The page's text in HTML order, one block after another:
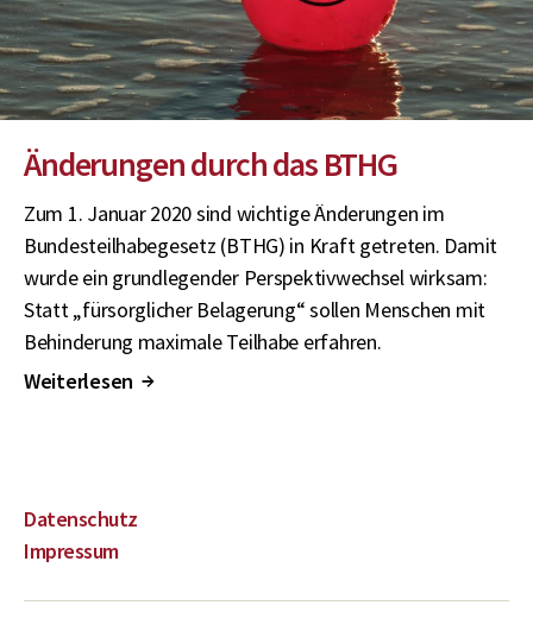
Änderungen durch das BTHG
Zum 1. Januar 2020 sind wichtige Änderungen im
Bundesteilhabegesetz (BTHG) in Kraft getreten. Damit
wurde ein grundlegender Perspektivwechsel wirksam:
Statt „fürsorglicher Belagerung“ sollen Menschen mit
Behinderung maximale Teilhabe erfahren.
Weiterlesen
↑
Datenschutz
Impressum